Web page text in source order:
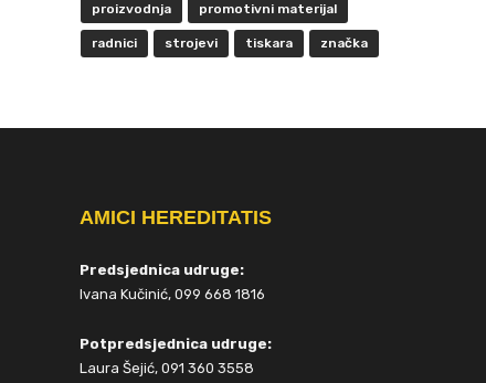
proizvodnja promotivni materijal
radnici strojevi tiskara značka
AMICI HEREDITATIS
Predsjednica udruge:
Ivana Kučinić, 099 668 1816
Potpredsjednica udruge:
Laura Šejić, 091 360 3558